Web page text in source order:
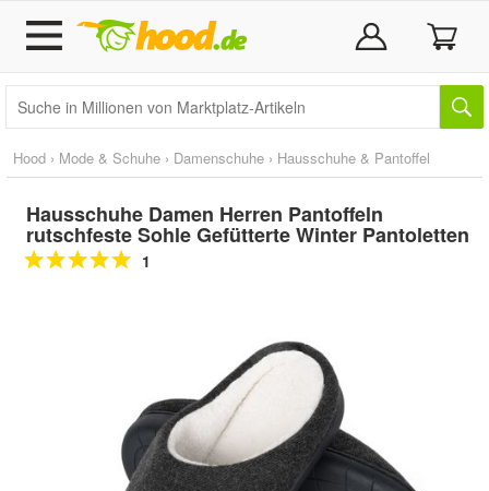
Hood › Mode & Schuhe › Damenschuhe › Hausschuhe & Pantoffel
Hausschuhe Damen Herren Pantoffeln
rutschfeste Sohle Gefütterte Winter Pantoletten
1